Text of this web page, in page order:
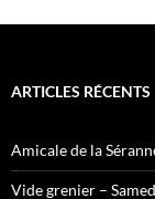
ARTICLES RÉCENTS
Amicale de la
Vide grenier –